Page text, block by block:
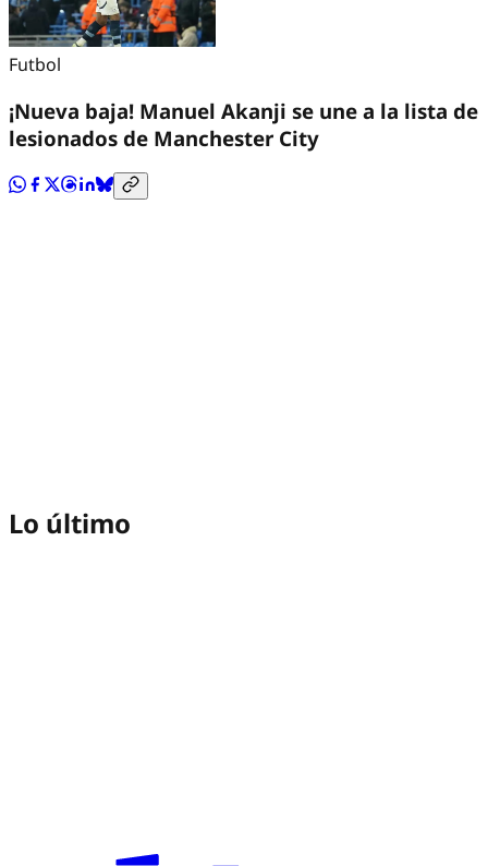
Futbol
¡Nueva baja! Manuel Akanji se une a la lista de
lesionados de Manchester City
Lo último